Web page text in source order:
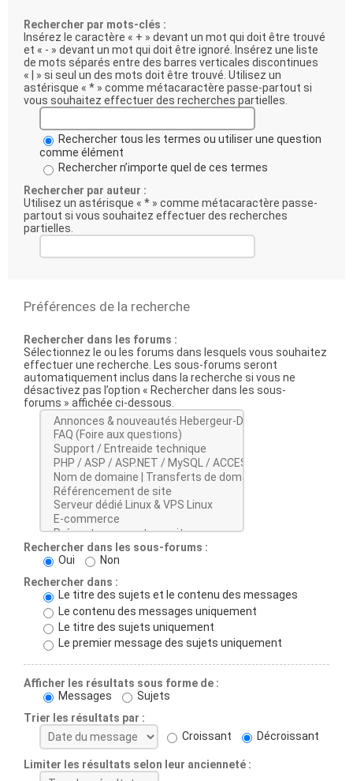
Rechercher par mots-clés :
Insérez le caractère « + » devant un mot qui doit être trouvé
et « - » devant un mot qui doit être ignoré. Insérez une liste
de mots séparés entre des barres verticales discontinues
« | » si seul un des mots doit être trouvé. Utilisez un
astérisque « * » comme métacaractère passe-partout si
vous souhaitez effectuer des recherches partielles.
Rechercher tous les termes ou utiliser une question
comme élément
Rechercher n’importe quel de ces termes
Rechercher par auteur :
Utilisez un astérisque « * » comme métacaractère passe-
partout si vous souhaitez effectuer des recherches
partielles.
Préférences de la recherche
Rechercher dans les forums :
Sélectionnez le ou les forums dans lesquels vous souhaitez
effectuer une recherche. Les sous-forums seront
automatiquement inclus dans la recherche si vous ne
désactivez pas l’option « Rechercher dans les sous-
forums » affichée ci-dessous.
Rechercher dans les sous-forums :
Oui
Non
Rechercher dans :
Le titre des sujets et le contenu des messages
Le contenu des messages uniquement
Le titre des sujets uniquement
Le premier message des sujets uniquement
Afficher les résultats sous forme de :
Messages
Sujets
Trier les résultats par :
Croissant
Décroissant
Limiter les résultats selon leur ancienneté :